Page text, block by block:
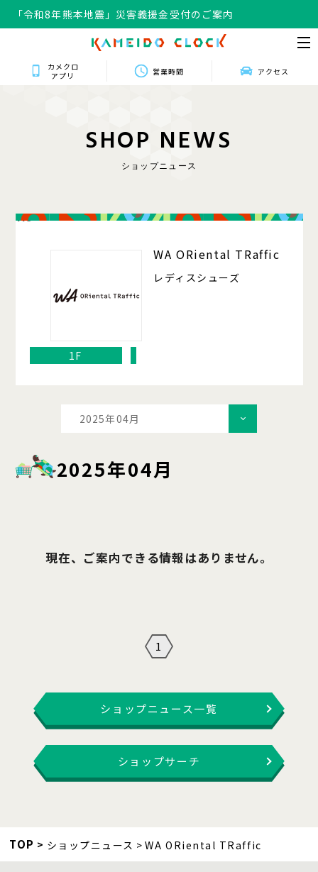
「令和8年熊本地震」災害義援金受付のご案内
カメクロ
アプリ
営業時間 アクセス
SHOP NEWS
ショップニュース
118
WA ORiental TRaffic
レディスシューズ
1F
2025年04月
2025年04月
現在、ご案内できる情報はありません。
1
ショップニュース一覧
ショップサーチ
TOP ショップニュース WA ORiental TRaffic